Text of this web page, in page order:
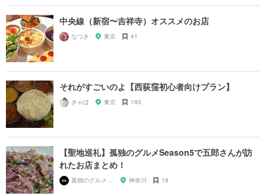
中央線（新宿〜吉祥寺）オススメのお店
なつき 東京 41
それがすごいのよ【西荻窪初心者向けプラン】
きゃほ 東京 193
【聖地巡礼】孤独のグルメSeason5で五郎さんが訪
れたお店まとめ！
神奈川 18